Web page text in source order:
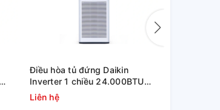
Điều hòa tủ đứng Daikin
Inverter 1 chiều 24.000BTU
FVFC71AV1 / RZFC71AGV19
Liên hệ